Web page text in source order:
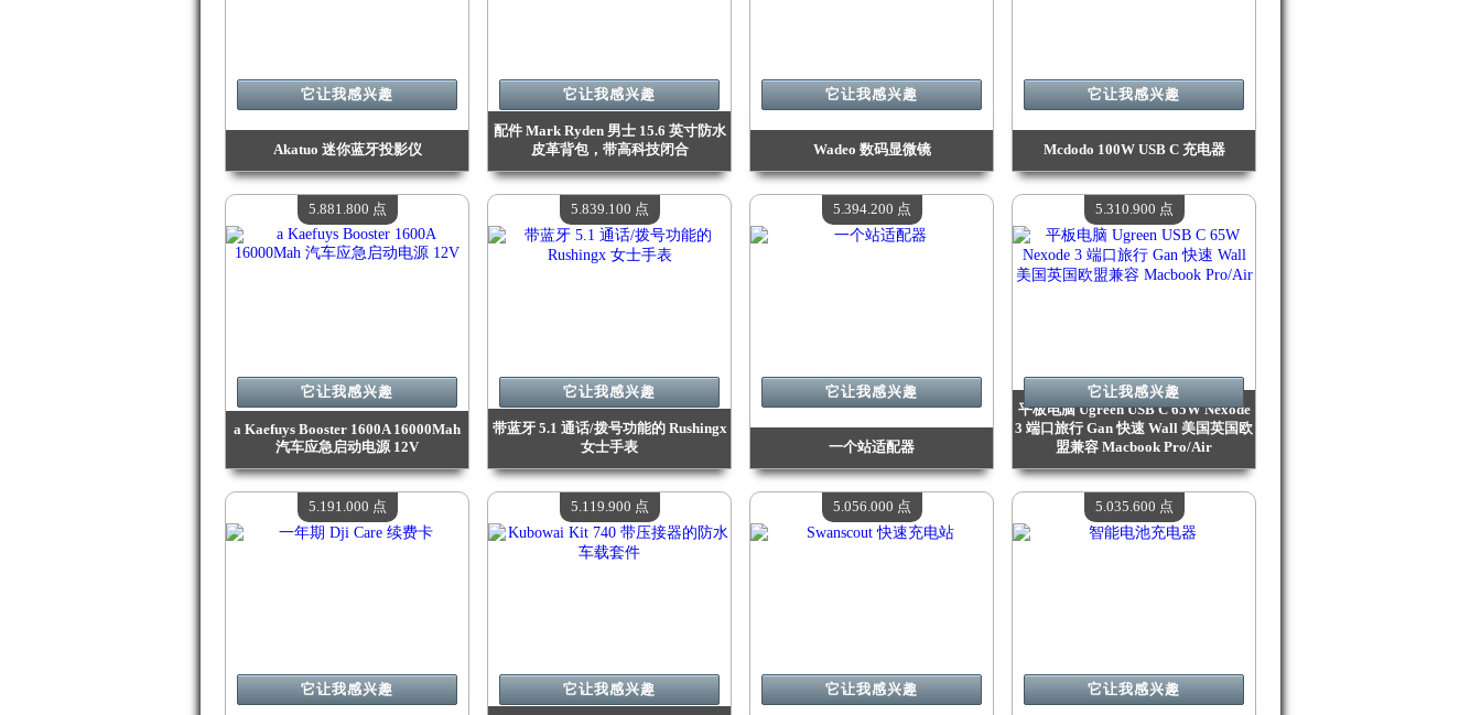
Akatuo 迷你蓝牙投影仪
价值：7 086 400 点
现有数量：4
它让我感兴趣
配件 Mark Ryden 男士 15.6 英寸防水
皮革背包，带高科技闭合
价值：6 749 200 点
现有数量：4
它让我感兴趣
Wadeo 数码显微镜
价值：6 570 400 点
现有数量：4
它让我感兴趣
Mcdodo 100W USB C 充电器
价值：6 240 300 点
现有数量：4
它让我感兴趣
a Kaefuys Booster 1600A 16000Mah
汽车应急启动电源 12V
价值：5 881 800 点
现有数量：4
它让我感兴趣
5.881.800 点
带蓝牙 5.1 通话/拨号功能的 Rushingx
女士手表
价值：5 839 100 点
现有数量：4
它让我感兴趣
5.839.100 点
一个站适配器
价值：5 394 200 点
现有数量：4
它让我感兴趣
5.394.200 点
平板电脑 Ugreen USB C 65W Nexode
3 端口旅行 Gan 快速 Wall 美国英国欧
盟兼容 Macbook Pro/Air
价值：5 310 900 点
现有数量：4
它让我感兴趣
5.310.900 点
它让我感兴趣
5.191.000 点
它让我感兴趣
5.119.900 点
它让我感兴趣
5.056.000 点
它让我感兴趣
5.035.600 点